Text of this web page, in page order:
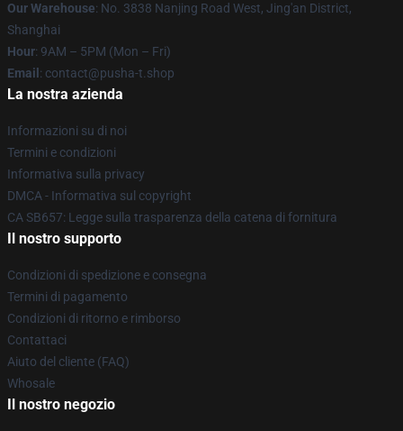
Our Warehouse: No. 3838 Nanjing Road West, Jing'an District,
Shanghai
Hour: 9AM – 5PM (Mon – Fri)
Email : contact@pusha-t.shop
La nostra azienda
Informazioni su di noi
Termini e condizioni
Informativa sulla privacy
DMCA - Informativa sul copyright
CA SB657: Legge sulla trasparenza della catena di fornitura
Il nostro supporto
Condizioni di spedizione e consegna
Termini di pagamento
Condizioni di ritorno e rimborso
Contattaci
Aiuto del cliente (FAQ)
Whosale
Il nostro negozio